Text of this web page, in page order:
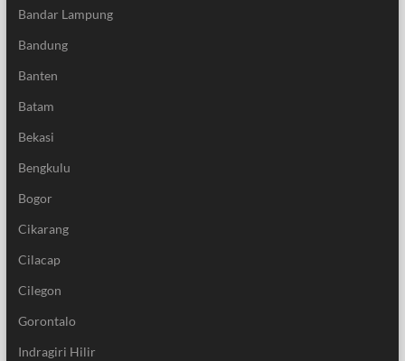
Bandar Lampung
Bandung
Banten
Batam
Bekasi
Bengkulu
Bogor
Cikarang
Cilacap
Cilegon
Gorontalo
Indragiri Hilir